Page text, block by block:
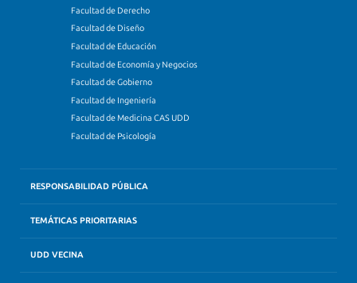
Facultad de Derecho
Facultad de Diseño
Facultad de Educación
Facultad de Economía y Negocios
Facultad de Gobierno
Facultad de Ingeniería
Facultad de Medicina CAS UDD
Facultad de Psicología
RESPONSABILIDAD PÚBLICA
TEMÁTICAS PRIORITARIAS
UDD VECINA